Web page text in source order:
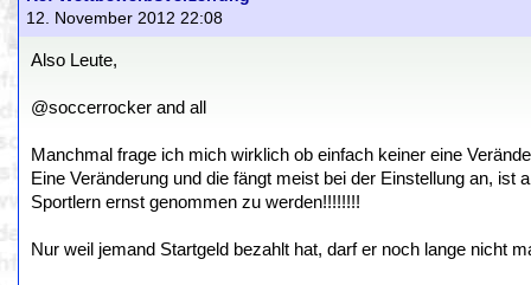
12. November 2012 22:08
Also Leute,
@soccerrocker and all
Manchmal frage ich mich wirklich ob einfach keiner eine
Eine Veränderung und die fängt meist bei der Einstellung an,
Sportlern ernst genommen zu werden!!!!!!!!
Nur weil jemand Startgeld bezahlt hat, darf er noch lange nicht